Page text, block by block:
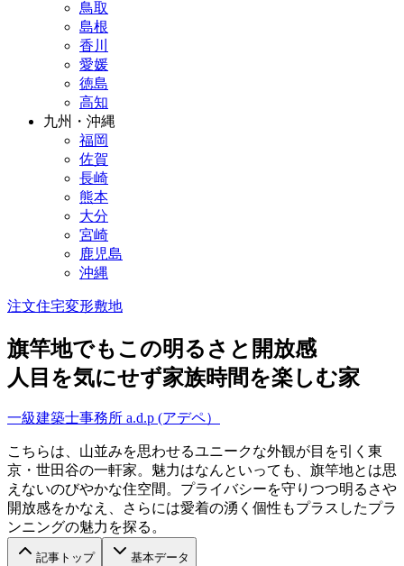
鳥取
島根
香川
愛媛
徳島
高知
九州・沖縄
福岡
佐賀
長崎
熊本
大分
宮崎
鹿児島
沖縄
注文住宅変形敷地
旗竿地でもこの明るさと開放感
人目を気にせず家族時間を楽しむ家
一級建築士事務所 a.d.p (アデペ）
こちらは、山並みを思わせるユニークな外観が目を引く東
京・世田谷の一軒家。魅力はなんといっても、旗竿地とは思
えないのびやかな住空間。プライバシーを守りつつ明るさや
開放感をかなえ、さらには愛着の湧く個性もプラスしたプラ
ンニングの魅力を探る。
記事トップ 基本データ